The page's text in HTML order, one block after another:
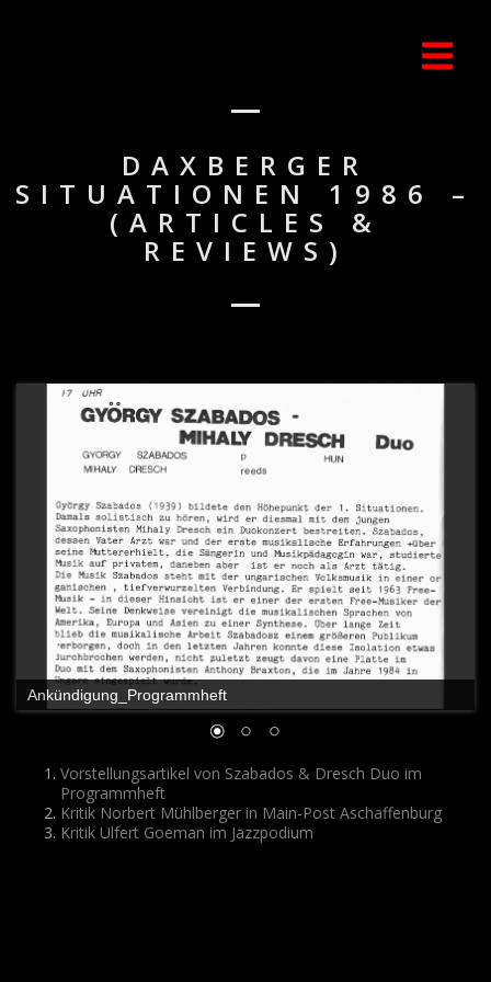
DAXBERGER
SITUATIONEN 1986 –
(ARTICLES &
REVIEWS)
Ankündigung_Programmheft
Vorstellungsartikel von Szabados & Dresch Duo im
Programmheft
Kritik Norbert Mühlberger in Main-Post Aschaffenburg
Kritik Ulfert Goeman im Jazzpodium